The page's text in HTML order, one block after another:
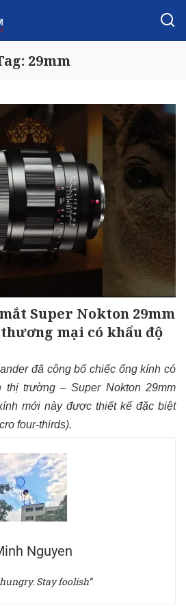
29mm
Super Nokton 29mm
mại có khẩu độ
đã công bố chiếc ống kính có
thị trường – Super Nokton 29mm
mới này được thiết kế đặc biệt
four-thirds).
Nguyen
Stay foolish”